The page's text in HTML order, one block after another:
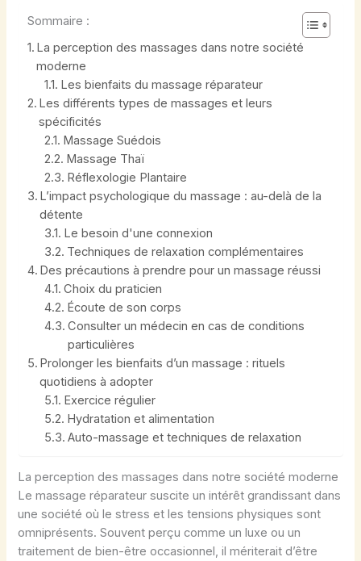
Sommaire :
La perception des massages dans notre société
moderne
Les bienfaits du massage réparateur
Les différents types de massages et leurs
spécificités
Massage Suédois
Massage Thaï
Réflexologie Plantaire
L’impact psychologique du massage : au-delà de la
détente
Le besoin d'une connexion
Techniques de relaxation complémentaires
Des précautions à prendre pour un massage réussi
Choix du praticien
Écoute de son corps
Consulter un médecin en cas de conditions
particulières
Prolonger les bienfaits d’un massage : rituels
quotidiens à adopter
Exercice régulier
Hydratation et alimentation
Auto-massage et techniques de relaxation
La perception des massages dans notre société moderne
Le massage réparateur suscite un intérêt grandissant dans
une société où le stress et les tensions physiques sont
omniprésents. Souvent perçu comme un luxe ou un
traitement de bien-être occasionnel, il mériterait d’être